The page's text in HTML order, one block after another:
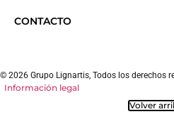
CONTACTO
© 2026 Grupo Lignartis, Todos los derechos
Información legal
Volver